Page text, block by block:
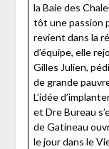
la Baie des
tôt une passion
revient dans la
d’équipe, elle
Gilles Julien,
de grande
L’idée
et Dre Bureau
de Gatineau
le jour dans le